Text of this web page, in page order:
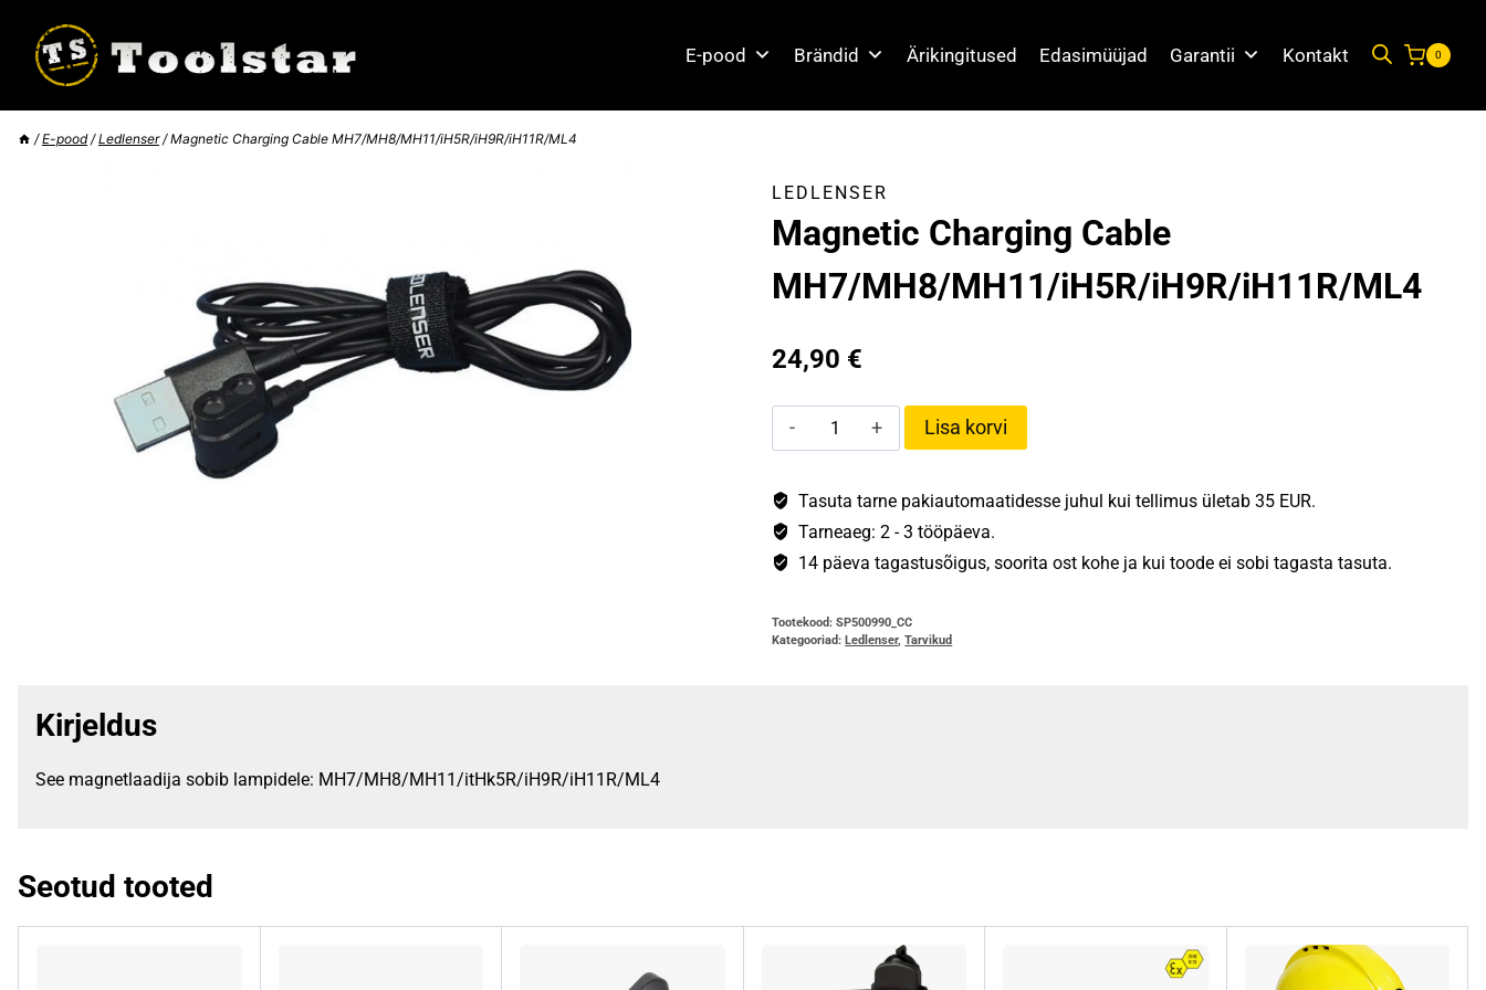
content
E-pood Brändid Ärikingitused Edasimüüjad Garantii Kontakt 0
/ E-pood / Ledlenser / Magnetic Charging Cable MH7/MH8/MH11/iH5R/iH9R/iH11R/ML4
LEDLENSER
Magnetic Charging Cable
MH7/MH8/MH11/iH5R/iH9R/iH11R/ML4
24,90 €
Magnetic
Charging
MH7/MH8/MH11/iH5R/iH9R/iH11R/ML4
kogus
Lisa korvi
Tasuta tarne pakiautomaatidesse juhul kui tellimus ületab 35 EUR.
Tarneaeg: 2 - 3 tööpäeva.
14 päeva tagastusõigus, soorita ost kohe ja kui toode ei sobi tagasta tasuta.
Tootekood:SP500990_CC
Kategooriad:Ledlenser,Tarvikud
Kirjeldus
See magnetlaadija sobib lampidele: MH7/MH8/MH11/itHk5R/iH9R/iH11R/ML4
Seotud tooted